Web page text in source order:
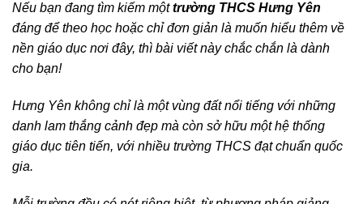
Nếu bạn đang tìm kiếm mộttrường THCS Hưng Yên
đáng để theo học hoặc chỉ đơn giản là muốn hiểu thêm về
nền giáo dục nơi đây, thì bài viết này chắc chắn là dành
cho bạn!
Hưng Yên không chỉ là một vùng đất nổi tiếng với những
danh lam thắng cảnh đẹp mà còn sở hữu một hệ thống
giáo dục tiên tiến, với nhiều trường THCS đạt chuẩn quốc
gia.